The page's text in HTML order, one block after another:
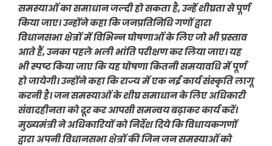
समस्याओं का समाधान जल्दी हो सकता है, उन्हें शीघ्रता से पूर्ण
किया जाए। उन्होंने कहा कि जनप्रतिनिधि गणों द्वारा
विधानसभा क्षेत्रों में विभिन्न घोषणाओं के लिए जो भी प्रस्ताव
आते हैं, उनका पहले भली भांति परीक्षण कर लिया जाए। यह
भी स्पष्ट किया जाए कि यह घोषणा कितनी समयावधि में पूर्ण
हो जायेगी। उन्होंने कहा कि राज्य में एक नई कार्य संस्कृति लागू
करनी है। जन समस्याओं के शीघ्र समाधान के लिए अधिकारी
संवादहीनता को दूर कर आपसी समन्वय बढ़ाकर कार्य करें।
मुख्यमंत्री ने अधिकारियों को निर्देश दिये कि विधायकगणों
द्वारा अपनी विधानसभा क्षेत्रों की जिन जन समस्याओं को